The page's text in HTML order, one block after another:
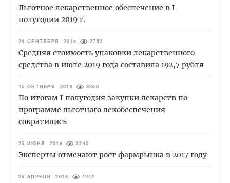
Льготное лекарственное обеспечение в I
полугодии 2019 г.
24 СЕНТЯБРЯ 2019 2752
Средняя стоимость упаковки лекарственного
средства в июле 2019 года составила 192,7 рубля
15 ОКТЯБРЯ 2018 3360
По итогам I полугодия закупки лекарств по
программе льготного лекобеспечения
сократились
25 ИЮНЯ 2018 3240
Эксперты отмечают рост фармрынка в 2017 году
26 АПРЕЛЯ 2018 4342